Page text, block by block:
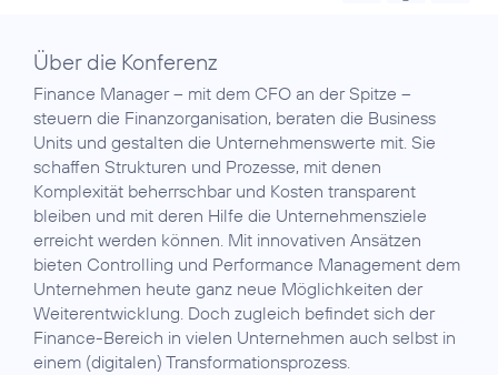
Über die Konferenz
Finance Manager – mit dem CFO an der Spitze –
steuern die Finanzorganisation, beraten die Business
Units und gestalten die Unternehmenswerte mit. Sie
schaffen Strukturen und Prozesse, mit denen
Komplexität beherrschbar und Kosten transparent
bleiben und mit deren Hilfe die Unternehmensziele
erreicht werden können. Mit innovativen Ansätzen
bieten Controlling und Performance Management dem
Unternehmen heute ganz neue Möglichkeiten der
Weiterentwicklung. Doch zugleich befindet sich der
Finance-Bereich in vielen Unternehmen auch selbst in
einem (digitalen) Transformationsprozess.